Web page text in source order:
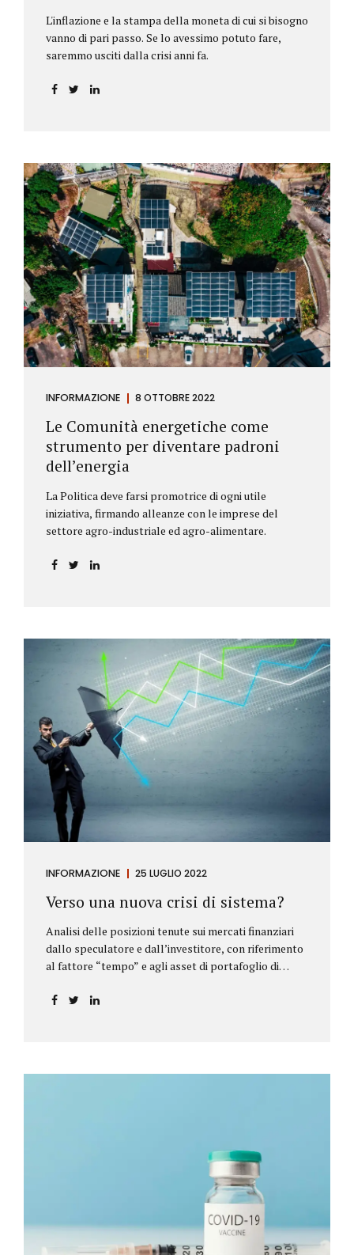
L'inflazione e la stampa della moneta di cui si bisogno
vanno di pari passo. Se lo avessimo potuto fare,
saremmo usciti dalla crisi anni fa.
INFORMAZIONE 8 OTTOBRE 2022
Le Comunità energetiche come
strumento per diventare padroni
dell’energia
La Politica deve farsi promotrice di ogni utile
iniziativa, firmando alleanze con le imprese del
settore agro-industriale ed agro-alimentare.
INFORMAZIONE 25 LUGLIO 2022
Verso una nuova crisi di sistema?
Analisi delle posizioni tenute sui mercati finanziari
dallo speculatore e dall’investitore, con riferimento
al fattore “tempo” e agli asset di portafoglio di
l’investitore Nelle definizioni di Wikipedia si legge:
Investitore: è colui che decide di investire il proprio
loro investimenti, mentre gli speculatori cercano...